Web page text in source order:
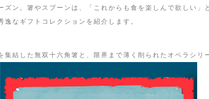
ズン。箸やスプーンは、「これからも食を楽しんで欲しい」
逸なギフトコレクションを紹介します。
集結した無双十六角箸と、限界まで薄く削られたオペラシリ